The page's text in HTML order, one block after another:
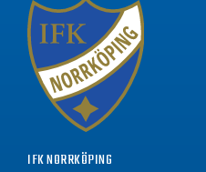
IFK NORRKÖPING